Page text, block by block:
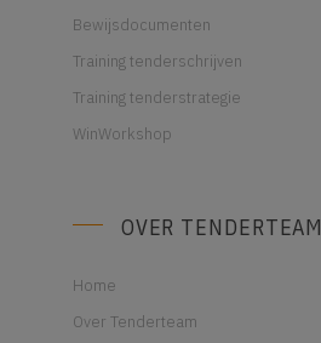
Bewijsdocumenten
Training tenderschrijven
Training tenderstrategie
WinWorkshop
OVER TENDERTEAM
Home
Over Tenderteam